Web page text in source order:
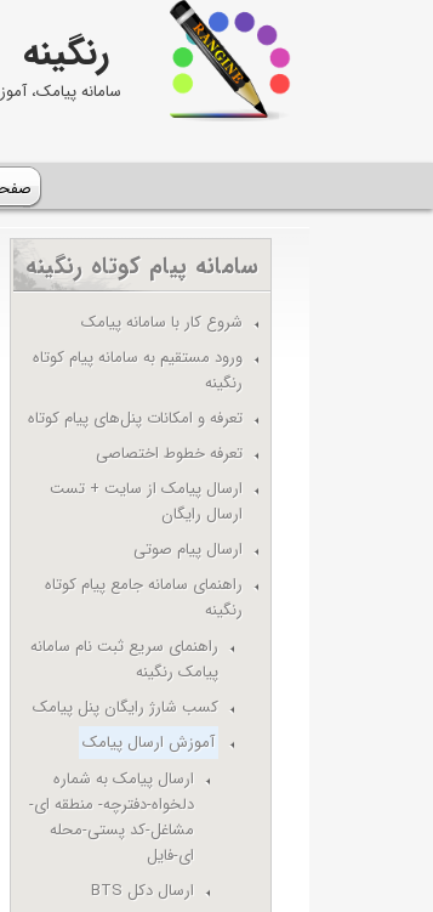
رنگینه
سامانه پیامک،
سامانه پيام کوتاه رنگينه
شروع کار با سامانه پيامک
ورود مستقیم به سامانه پیام کوتاه
رنگینه
تعرفه و امکانات پنل‌های پيام کوتاه
تعرفه خطوط اختصاصی
ارسال پيامک از سايت + تست
ارسال رایگان
ارسال پیام صوتی
راهنمای سامانه جامع پیام کوتاه
رنگینه
راهنمای سریع ثبت نام سامانه
پیامک رنگینه
کسب شارژ رایگان پنل پیامک
آموزش ارسال پیامک
ارسال پیامک به شماره
دلخواه-دفترچه- منطقه ای-
مشاغل-کد پستی-محله
ای-فایل
ارسال دکل BTS